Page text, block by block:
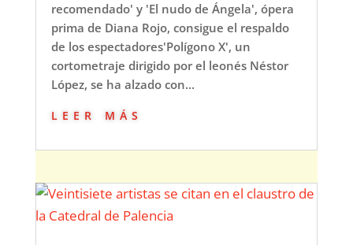
recomendado' y 'El nudo de Ángela', ópera
prima de Diana Rojo, consigue el respaldo
de los espectadores'Polígono X', un
cortometraje dirigido por el leonés Néstor
López, se ha alzado con...
leer más